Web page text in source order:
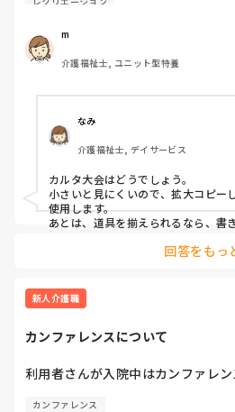
m
介護福祉士, ユニット型特養
なみ
介護福祉士, デイサービス
カルタ大会はどうでしょう。
小さいと見にくいので、拡大コピー
使用します。
あとは、道具を揃えられるなら、書
回答をもっ
新人介護職
カンファレンスについて
利用者さんが入院中はカンファレ
カンファレンス